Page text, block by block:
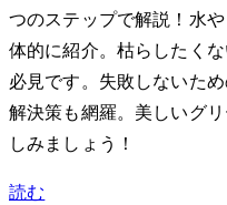
つのステップで解説！水
体的に紹介。枯らしたく
必見です。失敗しないた
解決策も網羅。美しいグ
しみましょう！
読む